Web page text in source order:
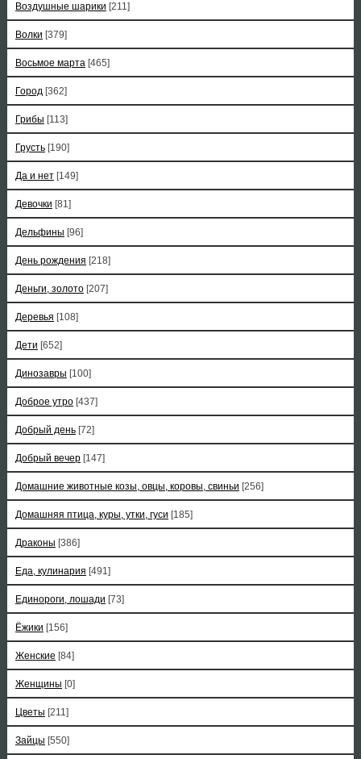
Воздушные шарики [211]
Волки [379]
Восьмое марта [465]
Город [362]
Грибы [113]
Грусть [190]
Да и нет [149]
Девочки [81]
Дельфины [96]
День рождения [218]
Деньги, золото [207]
Деревья [108]
Дети [652]
Динозавры [100]
Доброе утро [437]
Добрый день [72]
Добрый вечер [147]
Домашние животные козы, овцы, коровы, свиньи [256]
Домашняя птица, куры, утки, гуси [185]
Драконы [386]
Еда, кулинария [491]
Единороги, лошади [73]
Ёжики [156]
Женские [84]
Женщины [0]
Цветы [211]
Зайцы [550]